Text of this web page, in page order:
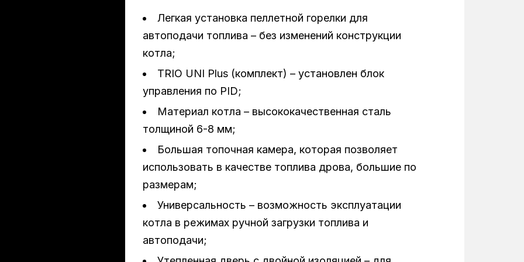
2030 мм
940 мм
Легкая установка пеллетной горелки для
автоподачи топлива – без изменений конструкции
котла;
TRIO UNI Plus (комплект) – установлен блок
управления по PID;
Материал котла – высококачественная сталь
толщиной 6-8 мм;
Большая топочная камера, которая позволяет
использовать в качестве топлива дрова, большие по
размерам;
Универсальность – возможность эксплуатации
котла в режимах ручной загрузки топлива и
автоподачи;